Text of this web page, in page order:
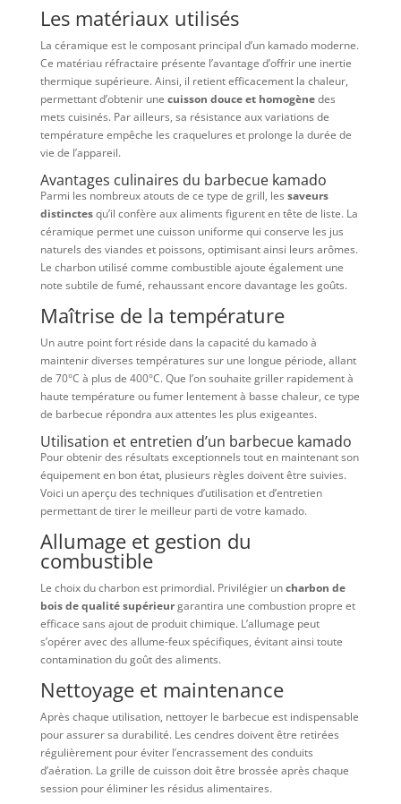
Les matériaux utilisés
La céramique est le composant principal d’un kamado moderne.
Ce matériau réfractaire présente l’avantage d’offrir une inertie
thermique supérieure. Ainsi, il retient efficacement la chaleur,
permettant d’obtenir une cuisson douce et homogènedes
mets cuisinés. Par ailleurs, sa résistance aux variations de
température empêche les craquelures et prolonge la durée de
vie de l’appareil.
Avantages culinaires du barbecue kamado
Parmi les nombreux atouts de ce type de grill, les saveurs
distinctesqu’il confère aux aliments figurent en tête de liste. La
céramique permet une cuisson uniforme qui conserve les jus
naturels des viandes et poissons, optimisant ainsi leurs arômes.
Le charbon utilisé comme combustible ajoute également une
note subtile de fumé, rehaussant encore davantage les goûts.
Maîtrise de la température
Un autre point fort réside dans la capacité du kamado à
maintenir diverses températures sur une longue période, allant
de 70°C à plus de 400°C. Que l’on souhaite griller rapidement à
haute température ou fumer lentement à basse chaleur, ce type
de barbecue répondra aux attentes les plus exigeantes.
Utilisation et entretien d’un barbecue kamado
Pour obtenir des résultats exceptionnels tout en maintenant son
équipement en bon état, plusieurs règles doivent être suivies.
Voici un aperçu des techniques d’utilisation et d’entretien
permettant de tirer le meilleur parti de votre kamado.
Allumage et gestion du
combustible
Le choix du charbon est primordial. Privilégier uncharbon de
bois de qualité supérieurgarantira une combustion propre et
efficace sans ajout de produit chimique. L’allumage peut
s’opérer avec des allume-feux spécifiques, évitant ainsi toute
contamination du goût des aliments.
Nettoyage et maintenance
Après chaque utilisation, nettoyer le barbecue est indispensable
pour assurer sa durabilité. Les cendres doivent être retirées
régulièrement pour éviter l’encrassement des conduits
d’aération. La grille de cuisson doit être brossée après chaque
session pour éliminer les résidus alimentaires.